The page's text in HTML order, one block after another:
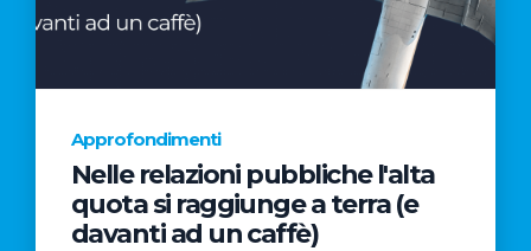
Approfondimenti
Nelle relazioni pubbliche l'alta
quota si raggiunge a terra (e
davanti ad un caffè)